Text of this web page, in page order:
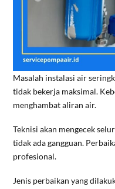
Masalah instalasi air
tidak bekerja maksimal.
menghambat aliran air.
Teknisi akan mengecek
tidak ada gangguan.
profesional.
Jenis perbaikan yang